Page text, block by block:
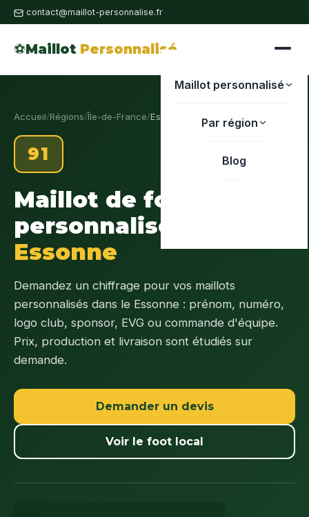
contact@maillot-personnalise.fr
⚽Maillot Personnalisé
Maillot personnalisé
Par région
Blog
Accueil/Régions/Île-de-France/Essonne
91
Maillot de foot
personnalisé
Essonne
Demandez un chiffrage pour vos maillots
personnalisés dans le Essonne : prénom, numéro,
logo club, sponsor, EVG ou commande d'équipe.
Prix, production et livraison sont étudiés sur
demande.
Demander un devis
Voir le foot local